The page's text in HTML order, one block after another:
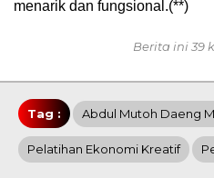
menarik dan fungsional.(**)
Berita ini 39
Tag : Abdul Mutoh Daeng
Pelatihan Ekonomi Kreatif